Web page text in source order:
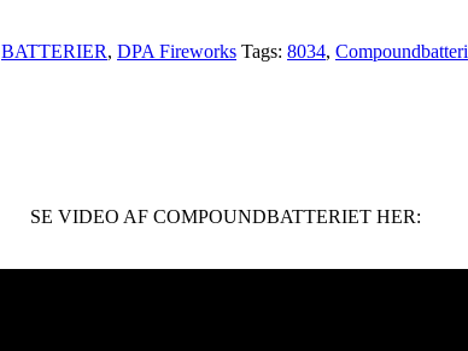
BATTERIER, DPA Fireworks Tags: 8034, Compoundbatteri
SE VIDEO AF COMPOUNDBATTERIET HER: